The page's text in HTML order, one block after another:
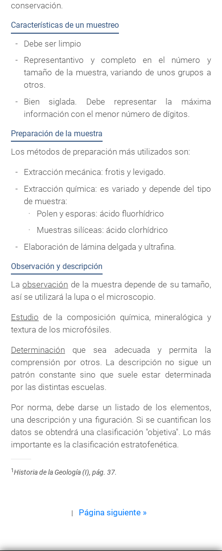
conservación.
Características de un muestreo
Debe ser limpio
Representantivo y completo en el número y
tamaño de la muestra, variando de unos grupos a
otros.
Bien siglada. Debe representar la máxima
información con el menor número de dígitos.
Preparación de la muestra
Los métodos de preparación más utilizados son:
Extracción mecánica: frotis y levigado.
Extracción química: es variado y depende del tipo
de muestra:
Polen y esporas: ácido fluorhídrico
Muestras silíceas: ácido clorhídrico
Elaboración de lámina delgada y ultrafina.
Observación y descripción
Laobservación de la muestra depende de su tamaño,
así se utilizará la lupa o el microscopio.
Estudio de la composición química, mineralógica y
textura de los microfósiles.
Determinación que sea adecuada y permita la
comprensión por otros. La descripción no sigue un
patrón constante sino que suele estar determinada
por las distintas escuelas.
Por norma, debe darse un listado de los elementos,
una descripción y una figuración. Si se cuantifican los
datos se obtendrá una clasificación "objetiva". Lo más
importante es la clasificación estratofenética.
1Historia de la Geología (I), pág. 37.
| Página siguiente »